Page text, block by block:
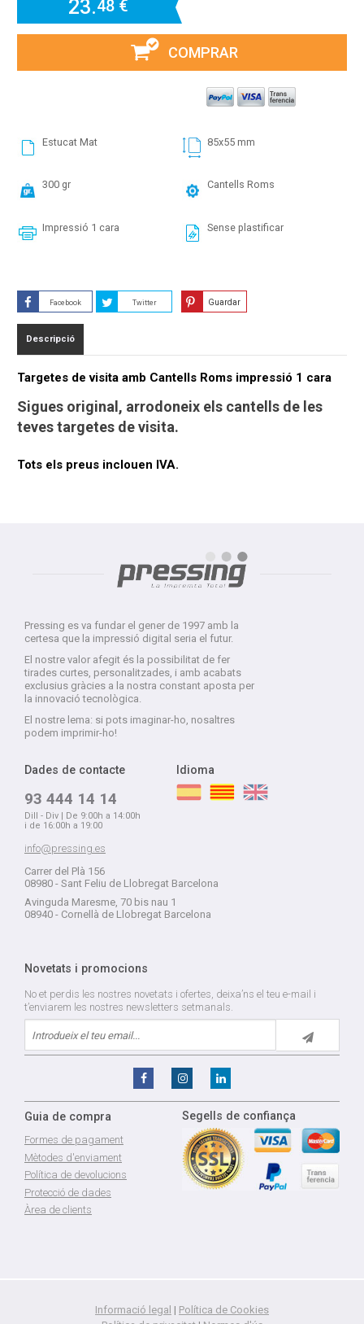
23.48 €
COMPRAR
Estucat Mat 85x55 mm
300 gr Cantells Roms
Impressió 1 cara Sense plastificar
Facebook Twitter Guardar
Descripció
Targetes de visita amb Cantells Roms impressió 1 cara
Sigues original, arrodoneix els cantells de les
teves targetes de visita.
Tots els preus inclouen IVA.
Pressing es va fundar el gener de 1997 amb la
certesa que la impressió digital seria el futur.
El nostre valor afegit és la possibilitat de fer
tirades curtes, personalitzades, i amb acabats
exclusius gràcies a la nostra constant aposta per
la innovació tecnològica.
El nostre lema: si pots imaginar-ho, nosaltres
podem imprimir-ho!
Dades de contacte
93 444 14 14
Dill - Div | De 9:00h a 14:00h
i de 16:00h a 19:00
info@pressing.es
Carrer del Plà 156
08980 - Sant Feliu de Llobregat Barcelona
Avinguda Maresme, 70 bis nau 1
08940 - Cornellà de Llobregat Barcelona
Idioma
Novetats i promocions
No et perdis les nostres novetats i ofertes, deixa’ns el teu e-mail i
t’enviarem les nostres newsletters setmanals.
Guia de compra
Formes de pagament
Mètodes d'enviament
Política de devolucions
Protecció de dades
Àrea de clients
Segells de confiança
Informació legal | Política de Cookies